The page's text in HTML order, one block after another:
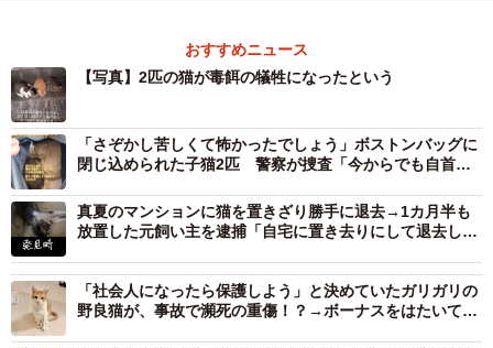
おすすめニュース
【写真】2匹の猫が毒餌の犠牲になったという
「さぞかし苦しくて怖かったでしょう」ボストンバッグに
閉じ込められた子猫2匹 警察が捜査「今からでも自首し
真夏のマンションに猫を置きざり勝手に退去→1カ月半も
放置した元飼い主を逮捕「自宅に置き去りにして退去した
「社会人になったら保護しよう」と決めていたガリガリの
野良猫が、事故で瀕死の重傷！？→ボーナスをはたいて治